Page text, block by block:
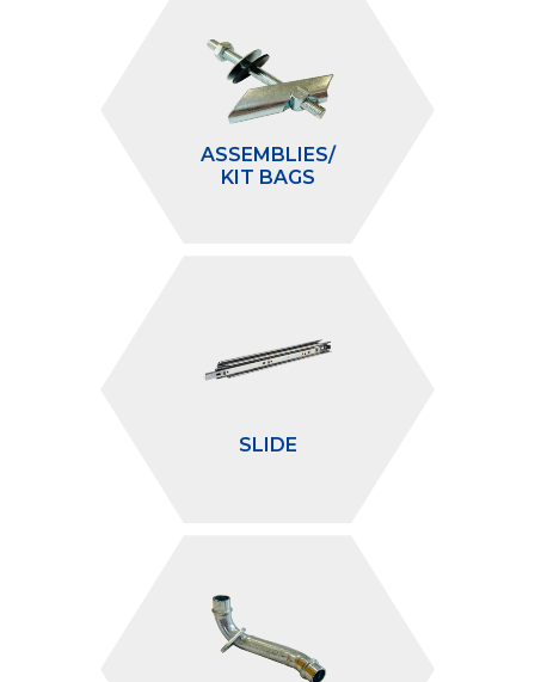
ASSEMBLIES/
KIT BAGS
SLIDE